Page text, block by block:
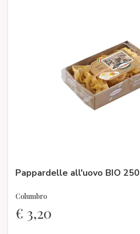
Pappardelle all'uovo BIO
Columbro
€ 3,20